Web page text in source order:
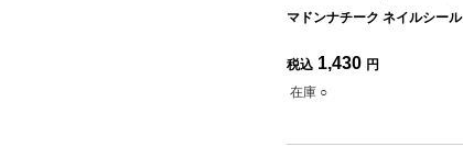
マドンナチーク ネイルシール
税込 1,430 円
在庫 ○